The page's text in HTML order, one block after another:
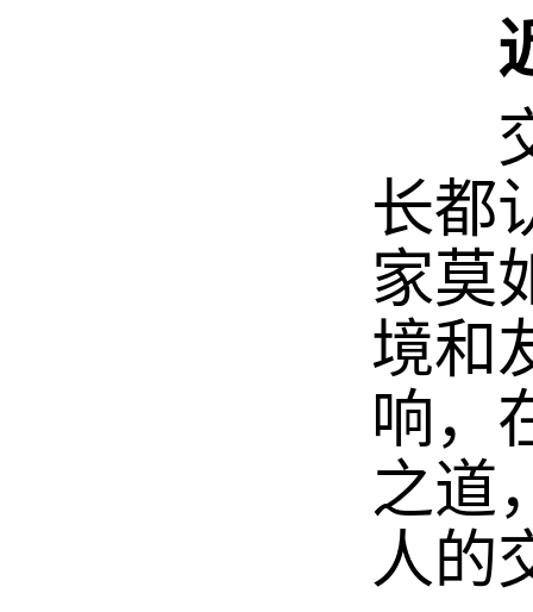
交
长都
家莫
境和
响，
之道
人的